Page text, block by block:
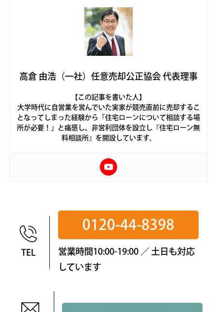
高倉 由浩（一社）任意売却公正協会 代表理事
【この記事を書いた人】
大学時代に自営業を営んでいた実家が競売直前に売却するこ
となってしまった経験から「住宅ローンについて相談する場
所が必要！」と痛感し、非営利団体を設立し『住宅ローン無
料相談所』を開設しています。
TEL
0120-44-8398
営業時間10:00-19:00 ／ 土日も対応
しています